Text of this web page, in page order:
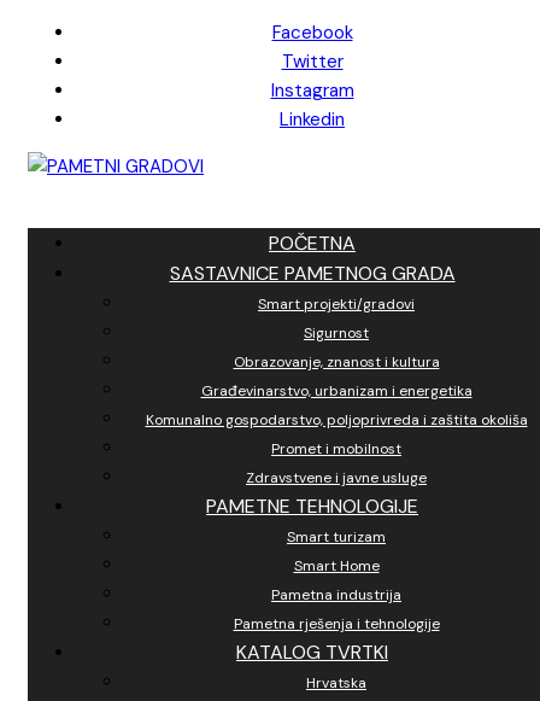
content
Facebook
Twitter
Instagram
Linkedin
POČETNA
SASTAVNICE PAMETNOG GRADA
Smart projekti/gradovi
Sigurnost
Obrazovanje, znanost i kultura
Građevinarstvo, urbanizam i energetika
Komunalno gospodarstvo, poljoprivreda i zaštita okoliša
Promet i mobilnost
Zdravstvene i javne usluge
PAMETNE TEHNOLOGIJE
Smart turizam
Smart Home
Pametna industrija
Pametna rješenja i tehnologije
KATALOG TVRTKI
Hrvatska